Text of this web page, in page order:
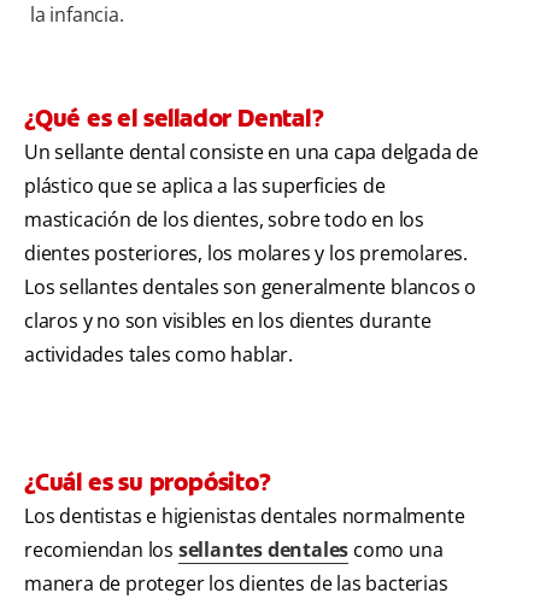
la infancia.
¿Qué es el sellador Dental?
Un sellante dental consiste en una capa delgada de
plástico que se aplica a las superficies de
masticación de los dientes, sobre todo en los
dientes posteriores, los molares y los premolares.
Los sellantes dentales son generalmente blancos o
claros y no son visibles en los dientes durante
actividades tales como hablar.
¿Cuál es su propósito?
Los dentistas e higienistas dentales normalmente
recomiendan los sellantes dentales como una
manera de proteger los dientes de las bacterias